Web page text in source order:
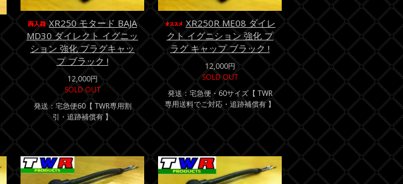
XR250 モタード BAJA
MD30 ダイレクト イグニッ
ション 強化 プラグキャッ
プ ブラック !
12,000円
SOLD OUT
発送：宅急便60【 TWR専用割
引・追跡補償有 】
XR250R ME08 ダイレ
クト イグニション 強化 プ
ラグ キャップ ブラック !
12,000円
SOLD OUT
発送：宅急便・60サイズ【 TWR
専用送料でご対応・追跡補償有 】